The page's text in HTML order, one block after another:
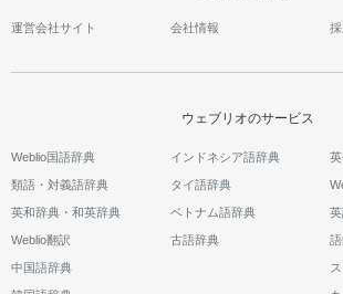
運営会社サイト 会社情報
ウェブリオのサービス
Weblio国語辞典
類語・対義語辞典
英和辞典・和英辞典
Weblio翻訳
中国語辞典
インドネシア語辞典
タイ語辞典
ベトナム語辞典
古語辞典